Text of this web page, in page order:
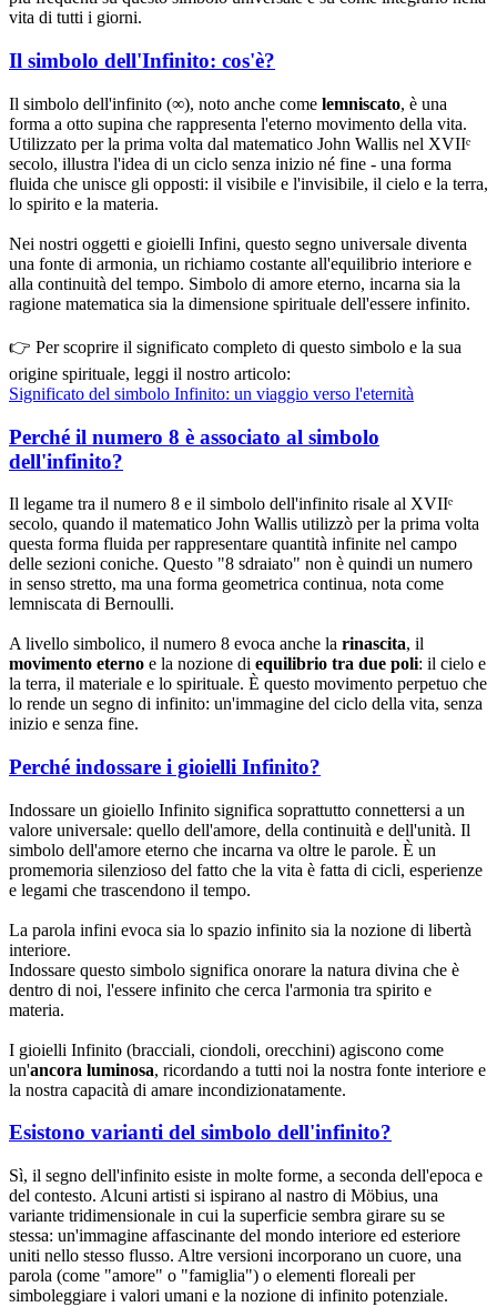
vita di tutti i giorni.
Il simbolo dell'Infinito: cos'è?
Il simbolo dell'infinito (∞), noto anche come lemniscato, è una
forma a otto supina che rappresenta l'eterno movimento della vita.
Utilizzato per la prima volta dal matematico John Wallis nel XVIIᵉ
secolo, illustra l'idea di un ciclo senza inizio né fine - una forma
fluida che unisce gli opposti: il visibile e l'invisibile, il cielo e la terra,
lo spirito e la materia.
Nei nostri oggetti e gioielli Infini, questo segno universale diventa
una fonte di armonia, un richiamo costante all'equilibrio interiore e
alla continuità del tempo. Simbolo di amore eterno, incarna sia la
ragione matematica sia la dimensione spirituale dell'essere infinito.
👉 Per scoprire il significato completo di questo simbolo e la sua
origine spirituale, leggi il nostro articolo:
Significato del simbolo Infinito: un viaggio verso l'eternità
Perché il numero 8 è associato al simbolo
dell'infinito?
Il legame tra il numero 8 e il simbolo dell'infinito risale al XVIIᵉ
secolo, quando il matematico John Wallis utilizzò per la prima volta
questa forma fluida per rappresentare quantità infinite nel campo
delle sezioni coniche. Questo "8 sdraiato" non è quindi un numero
in senso stretto, ma una forma geometrica continua, nota come
lemniscata di Bernoulli.
A livello simbolico, il numero 8 evoca anche la rinascita, il
movimento eterno e la nozione di equilibrio tra due poli: il cielo e
la terra, il materiale e lo spirituale. È questo movimento perpetuo che
lo rende un segno di infinito: un'immagine del ciclo della vita, senza
inizio e senza fine.
Perché indossare i gioielli Infinito?
Indossare un gioiello Infinito significa soprattutto connettersi a un
valore universale: quello dell'amore, della continuità e dell'unità. Il
simbolo dell'amore eterno che incarna va oltre le parole. È un
promemoria silenzioso del fatto che la vita è fatta di cicli, esperienze
e legami che trascendono il tempo.
La parola infini evoca sia lo spazio infinito sia la nozione di libertà
interiore.
Indossare questo simbolo significa onorare la natura divina che è
dentro di noi, l'essere infinito che cerca l'armonia tra spirito e
materia.
I gioielli Infinito (bracciali, ciondoli, orecchini) agiscono come
un'ancora luminosa, ricordando a tutti noi la nostra fonte interiore e
la nostra capacità di amare incondizionatamente.
Esistono varianti del simbolo dell'infinito?
Sì, il segno dell'infinito esiste in molte forme, a seconda dell'epoca e
del contesto. Alcuni artisti si ispirano al nastro di Möbius, una
variante tridimensionale in cui la superficie sembra girare su se
stessa: un'immagine affascinante del mondo interiore ed esteriore
uniti nello stesso flusso. Altre versioni incorporano un cuore, una
parola (come "amore" o "famiglia") o elementi floreali per
simboleggiare i valori umani e la nozione di infinito potenziale.